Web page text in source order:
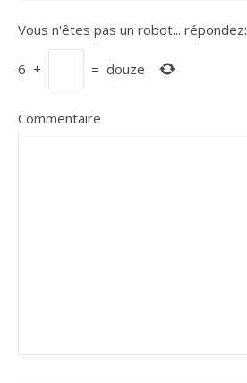
Vous n'êtes pas un robot... répondez:
6 + = douze
Commentaire